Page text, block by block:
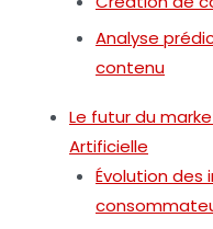
Analyse
contenu
Le futur du
Artificielle
Évolution des